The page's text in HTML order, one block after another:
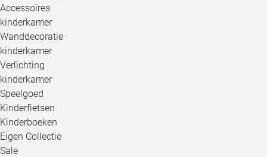
Accessoires
kinderkamer
Wanddecoratie
kinderkamer
Verlichting
kinderkamer
Speelgoed
Kinderfietsen
Kinderboeken
Eigen Collectie
Sale